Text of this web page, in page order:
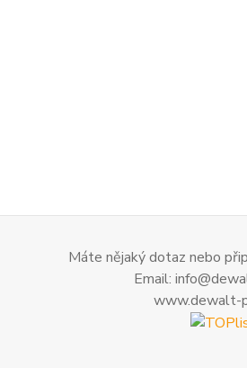
Máte nějaký dotaz nebo
Email:
www.dewalt-